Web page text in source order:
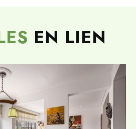
EN LIEN